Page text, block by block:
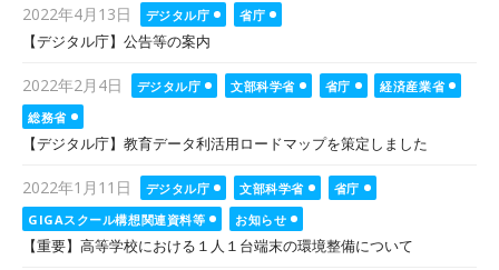
Posted
on
2022年4月13日 デジタル庁
省庁
【デジタル庁】公告等の案内
Posted
on
2022年2月4日 デジタル庁 文部科学省 省庁
経済産業省
総務省
【デジタル庁】教育データ利活用ロードマップを策定しました
Posted
on
2022年1月11日 デジタル庁 文部科学省
省庁
GIGAスクール構想関連資料等
お知らせ
【重要】高等学校における１人１台端末の環境整備について